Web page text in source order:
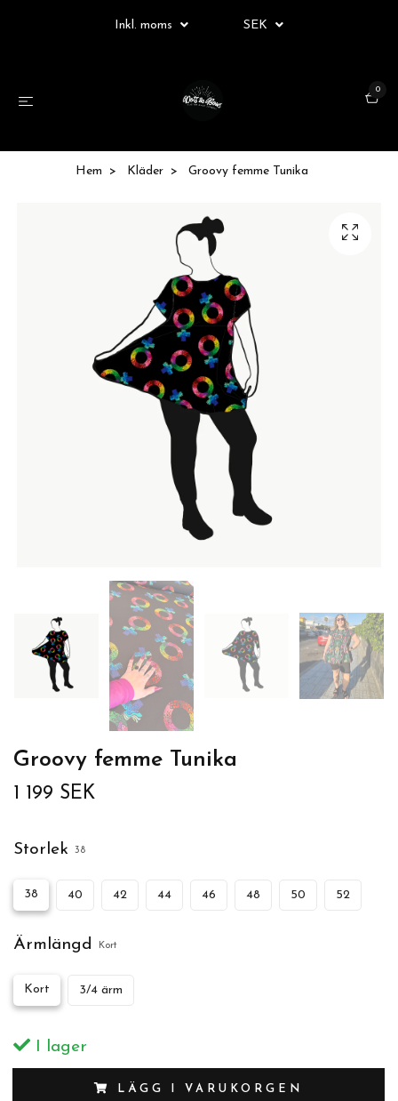
Inkl. moms SEK
0
Hem Kläder Groovy femme Tunika
Groovy femme Tunika
1 199 SEK
Storlek 38
38 40 42 44 46 48 50 52
Ärmlängd Kort
Kort 3/4 ärm
I lager
LÄGG I VARUKORGEN